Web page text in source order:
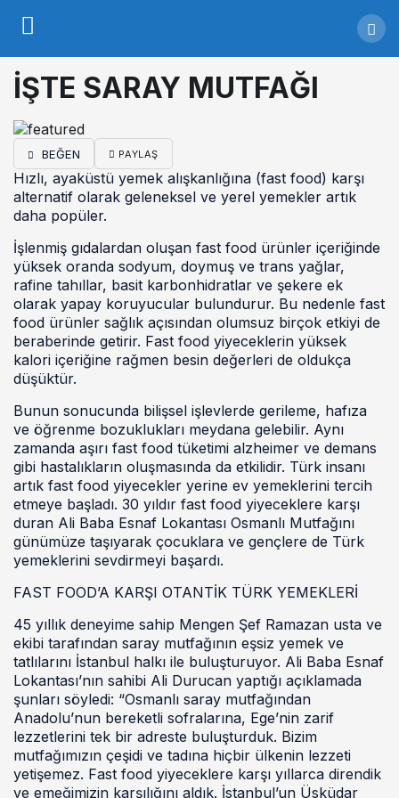
İŞTE SARAY MUTFAĞI
BEĞEN PAYLAŞ
Hızlı, ayaküstü yemek alışkanlığına (fast food) karşı
alternatif olarak geleneksel ve yerel yemekler artık
daha popüler.
İşlenmiş gıdalardan oluşan fast food ürünler içeriğinde
yüksek oranda sodyum, doymuş ve trans yağlar,
rafine tahıllar, basit karbonhidratlar ve şekere ek
olarak yapay koruyucular bulundurur. Bu nedenle fast
food ürünler sağlık açısından olumsuz birçok etkiyi de
beraberinde getirir. Fast food yiyeceklerin yüksek
kalori içeriğine rağmen besin değerleri de oldukça
düşüktür.
Bunun sonucunda bilişsel işlevlerde gerileme, hafıza
ve öğrenme bozuklukları meydana gelebilir. Aynı
zamanda aşırı fast food tüketimi alzheimer ve demans
gibi hastalıkların oluşmasında da etkilidir. Türk insanı
artık fast food yiyecekler yerine ev yemeklerini tercih
etmeye başladı. 30 yıldır fast food yiyeceklere karşı
duran Ali Baba Esnaf Lokantası Osmanlı Mutfağını
günümüze taşıyarak çocuklara ve gençlere de Türk
yemeklerini sevdirmeyi başardı.
FAST FOOD’A KARŞI OTANTİK TÜRK YEMEKLERİ
45 yıllık deneyime sahip Mengen Şef Ramazan usta ve
ekibi tarafından saray mutfağının eşsiz yemek ve
tatlılarını İstanbul halkı ile buluşturuyor. Ali Baba Esnaf
Lokantası’nın sahibi Ali Durucan yaptığı açıklamada
şunları söyledi: “Osmanlı saray mutfağından
Anadolu’nun bereketli sofralarına, Ege’nin zarif
lezzetlerini tek bir adreste buluşturduk. Bizim
mutfağımızın çeşidi ve tadına hiçbir ülkenin lezzeti
yetişemez. Fast food yiyeceklere karşı yıllarca direndik
ve emeğimizin karşılığını aldık. İstanbul’un Üsküdar